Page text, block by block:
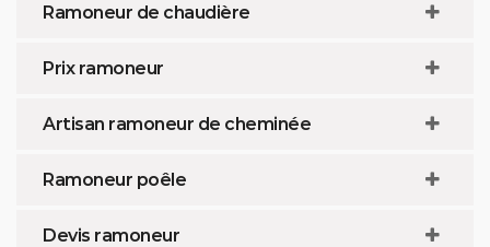
Ramoneur de chaudière
Prix ramoneur
Artisan ramoneur de cheminée
Ramoneur poêle
Devis ramoneur